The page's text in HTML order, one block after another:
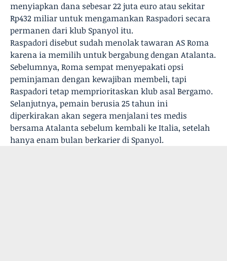
menyiapkan dana sebesar 22 juta euro atau sekitar
Rp432 miliar untuk mengamankan Raspadori secara
permanen dari klub Spanyol itu.
Raspadori disebut sudah menolak tawaran AS Roma
karena ia memilih untuk bergabung dengan Atalanta.
Sebelumnya, Roma sempat menyepakati opsi
peminjaman dengan kewajiban membeli, tapi
Raspadori tetap memprioritaskan klub asal Bergamo.
Selanjutnya, pemain berusia 25 tahun ini
diperkirakan akan segera menjalani tes medis
bersama Atalanta sebelum kembali ke Italia, setelah
hanya enam bulan berkarier di Spanyol.